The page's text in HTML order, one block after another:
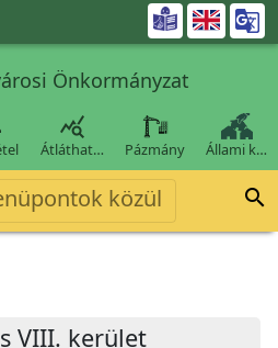

Önkormányzat

Átláthat… Pázmány Állami k…
közül 
VIII. kerület